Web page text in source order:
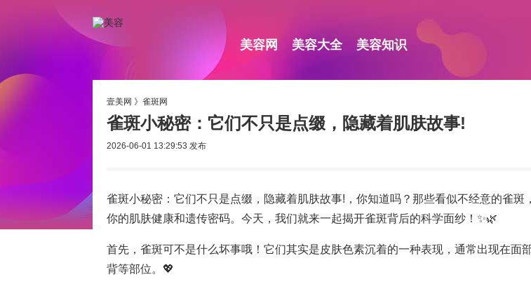
美容网 美容大全 美容知识
壹美网 》 雀斑网
雀斑小秘密：它们不只是点缀，隐藏着肌肤故事!
2026-06-01 13:29:53 发布
雀斑小秘密：它们不只是点缀，隐藏着肌肤故事!，你知道吗？那些看似不经意的雀斑
你的肌肤健康和遗传密码。今天，我们就来一起揭开雀斑背后的科学面纱！✨🌿
首先，雀斑可不是什么坏事哦！它们其实是皮肤色素沉着的一种表现，通常出现在面
背等部位。💖